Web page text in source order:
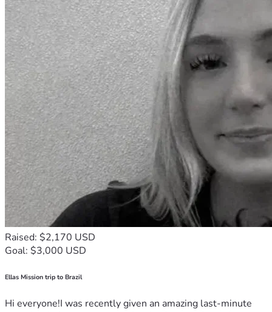
різноманіття можливостей. Якщо сервіс допомагає
швидко знаходити потрібне, не перевантажує зайвими
деталями, регулярно оновлюється та враховує потреби
користувача, він має всі шанси виправдати очікування.
Саме уважний вибір дозволяє отримати від цифрових
розваг більше задоволення, контролю та впевненості.
Raised: $2,170 USD
Goal: $3,000 USD
Ellas Mission trip to Brazil
Hi everyone!I was recently given an amazing last-minute